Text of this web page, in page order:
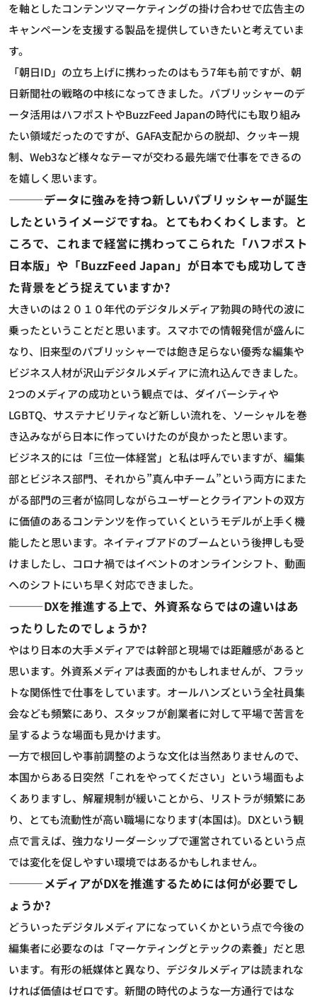
を軸としたコンテンツマーケティングの掛け合わせで広告主の
キャンペーンを支援する製品を提供していきたいと考えていま
す。
「朝日ID」の立ち上げに携わったのはもう7年も前ですが、朝
日新聞社の戦略の中核になってきました。パブリッシャーのデ
ータ活用はハフポストやBuzzFeed Japanの時代にも取り組み
たい領域だったのですが、GAFA支配からの脱却、クッキー規
制、Web3など様々なテーマが交わる最先端で仕事をできるの
を嬉しく思います。
―――データに強みを持つ新しいパブリッシャーが誕生
したというイメージですね。とてもわくわくします。と
ころで、これまで経営に携わってこられた「ハフポスト
日本版」や「BuzzFeed Japan」が日本でも成功してき
た背景をどう捉えていますか?
大きいのは２０１０年代のデジタルメディア勃興の時代の波に
乗ったということだと思います。スマホでの情報発信が盛んに
なり、旧来型のパブリッシャーでは飽き足らない優秀な編集や
ビジネス人材が沢山デジタルメディアに流れ込んできました。
2つのメディアの成功という観点では、ダイバーシティや
LGBTQ、サステナビリティなど新しい流れを、ソーシャルを巻
き込みながら日本に作っていけたのが良かったと思います。
ビジネス的には「三位一体経営」と私は呼んでいますが、編集
部とビジネス部門、それから”真ん中チーム”という両方にまた
がる部門の三者が協同しながらユーザーとクライアントの双方
に価値のあるコンテンツを作っていくというモデルが上手く機
能したと思います。ネイティブアドのブームという後押しも受
けましたし、コロナ禍ではイベントのオンラインシフト、動画
へのシフトにいち早く対応できました。
―――DXを推進する上で、外資系ならではの違いはあ
ったりしたのでしょうか?
やはり日本の大手メディアでは幹部と現場では距離感があると
思います。外資系メディアは表面的かもしれませんが、フラッ
トな関係性で仕事をしています。オールハンズという全社員集
会なども頻繁にあり、スタッフが創業者に対して平場で苦言を
呈するような場面も見かけます。
一方で根回しや事前調整のような文化は当然ありませんので、
本国からある日突然「これをやってください」という場面もよ
くありますし、解雇規制が緩いことから、リストラが頻繁にあ
り、とても流動性が高い職場になります(本国は)。DXという観
点で言えば、強力なリーダーシップで運営されているという点
では変化を促しやすい環境ではあるかもしれません。
―――メディアがDXを推進するためには何が必要でし
ょうか?
どういったデジタルメディアになっていくかという点で今後の
編集者に必要なのは「マーケティングとテックの素養」だと思
います。有形の紙媒体と異なり、デジタルメディアは読まれな
ければ価値はゼロです。新聞の時代のような一方通行ではな